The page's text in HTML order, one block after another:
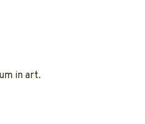
in art.